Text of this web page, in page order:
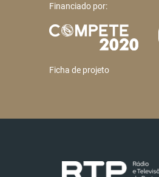
Financiado por:
Ficha de projeto